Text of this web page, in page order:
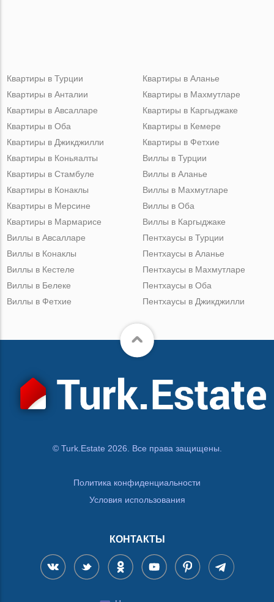
Квартиры в Турции
Квартиры в Анталии
Квартиры в Авсалларе
Квартиры в Оба
Квартиры в Джикджилли
Квартиры в Аланье
Квартиры в Махмутларе
Квартиры в Каргыджаке
Квартиры в Кемере
Квартиры в Фетхие
Квартиры в Коньяалты
Квартиры в Стамбуле
Квартиры в Конаклы
Квартиры в Мерсине
Квартиры в Мармарисе
Виллы в Турции
Виллы в Аланье
Виллы в Махмутларе
Виллы в Оба
Виллы в Каргыджаке
Виллы в Авсалларе
Виллы в Конаклы
Виллы в Кестеле
Виллы в Белеке
Виллы в Фетхие
Пентхаусы в Турции
Пентхаусы в Аланье
Пентхаусы в Махмутларе
Пентхаусы в Оба
Пентхаусы в Джикджилли
© Turk.Estate 2026. Все права защищены.
Политика конфиденциальности
Условия использования
КОНТАКТЫ